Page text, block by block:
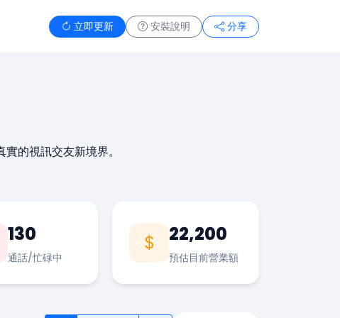
立即更新 安裝說明 分享
的視訊交友新境界。
130
通話/忙碌中
22,200
預估目前營業額